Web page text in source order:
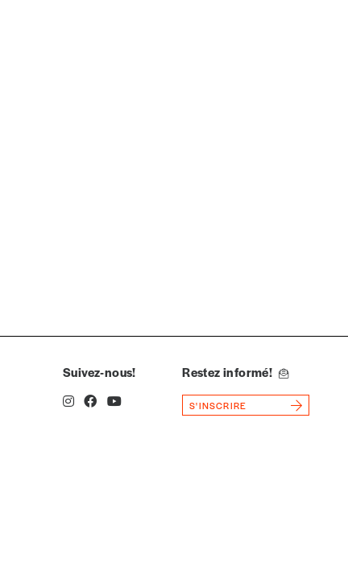
Suivez-nous! Restez informé!
S'INSCRIRE